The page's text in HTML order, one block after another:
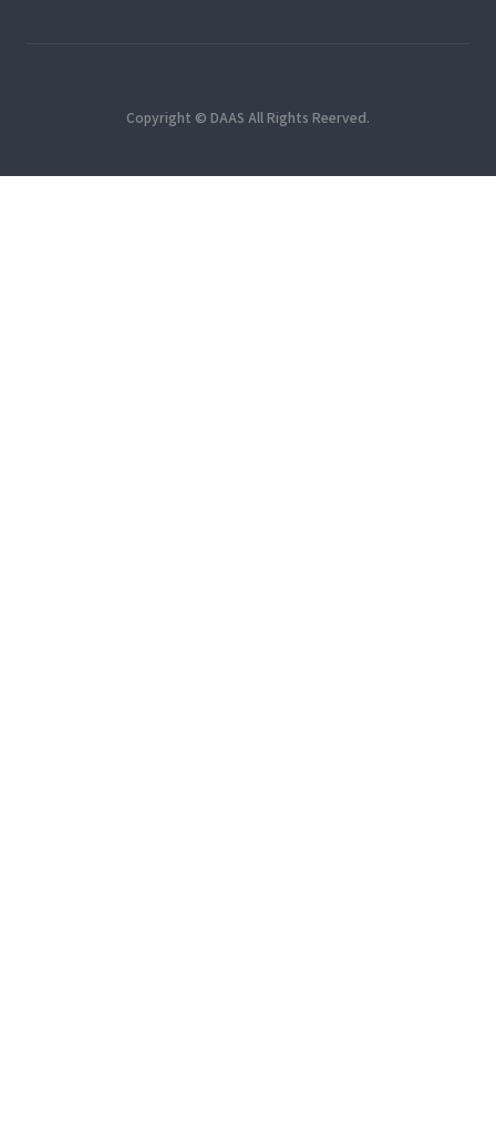
Copyright © DAAS All Rights Reerved.